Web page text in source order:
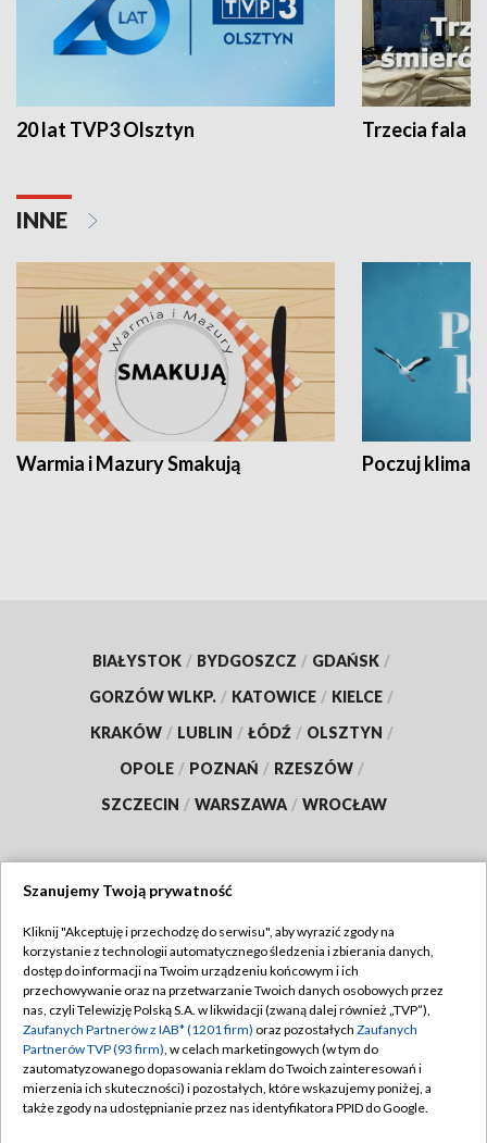
20 lat TVP3 Olsztyn Trzecia fala -
INNE
Warmia i Mazury Smakują Poczuj klimat
BIAŁYSTOK / BYDGOSZCZ / GDAŃSK /
GORZÓW WLKP. / KATOWICE / KIELCE /
KRAKÓW / LUBLIN / ŁÓDŹ / OLSZTYN /
OPOLE / POZNAŃ / RZESZÓW /
SZCZECIN / WARSZAWA / WROCŁAW
TVP
Abonament TVP
Emisja w TVP
Centrum informacji TVP
Naziemna Telewizja Cyfrowa
Regulamin TVP
Polityka prywatności
Moje zgody
Pomoc
Szanujemy Twoją prywatność
Kliknij "Akceptuję i przechodzę do serwisu", aby wyrazić zgody na
korzystanie z technologii automatycznego śledzenia i zbierania danych,
dostęp do informacji na Twoim urządzeniu końcowym i ich
przechowywanie oraz na przetwarzanie Twoich danych osobowych przez
nas, czyli Telewizję Polską S.A. w likwidacji (zwaną dalej również „TVP”),
Zaufanych Partnerów z IAB* (1201 firm) oraz pozostałych Zaufanych
Partnerów TVP (93 firm), w celach marketingowych (w tym do
zautomatyzowanego dopasowania reklam do Twoich zainteresowań i
mierzenia ich skuteczności) i pozostałych, które wskazujemy poniżej, a
także zgody na udostępnianie przez nas identyfikatora PPID do Google.